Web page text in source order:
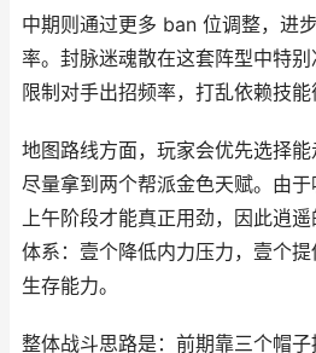
中期则通过更多 ban 位调整，进
率。封脉迷魂散在这套阵型中特
限制对手出招频率，打乱依赖技能
地图路线方面，玩家会优先选择能
尽量拿到两个帮派金色天赋。由
上午阶段才能真正用劲，因此逍
体系：壹个降低内力压力，壹个
生存能力。
整体战斗思路是：前期靠三个帽